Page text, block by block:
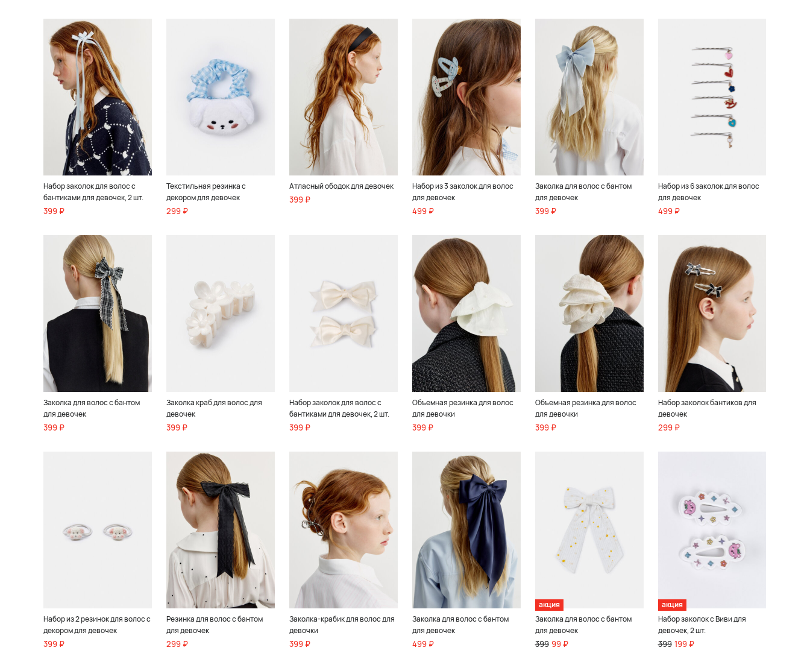
Набор заколок для волос с
бантиками для девочек, 2 шт.
399 ₽
Текстильная резинка с
декором для девочек
299 ₽
Атласный ободок для девочек
399 ₽
Набор из 3 заколок для волос
для девочек
499 ₽
Заколка для волос с бантом
для девочек
399 ₽
Набор из 6 заколок для волос
для девочек
499 ₽
Заколка для волос с бантом
для девочек
399 ₽
Заколка краб для волос для
девочек
399 ₽
Набор заколок для волос с
бантиками для девочек, 2 шт.
399 ₽
Объемная резинка для волос
для девочки
399 ₽
Объемная резинка для волос
для девочки
399 ₽
Набор заколок бантиков для
девочек
299 ₽
Набор из 2 резинок для волос с
декором для девочек
399 ₽
Резинка для волос с бантом
для девочек
299 ₽
Заколка-крабик для волос для
девочки
399 ₽
Заколка для волос с бантом
для девочек
499 ₽
акция
Заколка для волос с бантом
для девочек
399 99 ₽
акция
Набор заколок с Виви для
девочек, 2 шт.
399 199 ₽